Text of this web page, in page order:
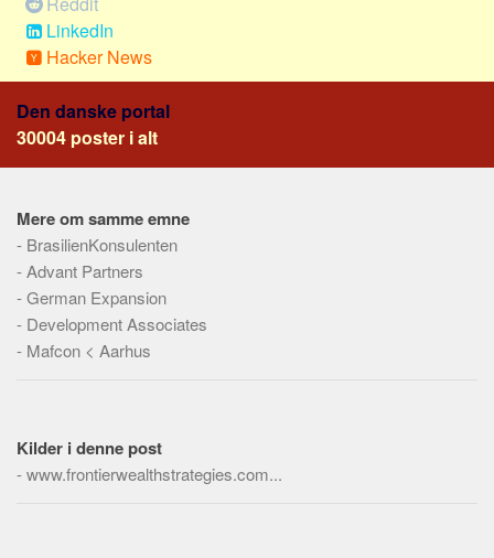
Økonomi
Jura og regler
Skatter og afgifter
Statistik
Praktisk
Meta
Dokumenttyper
Emner
Skribenter
Kilder
Om
LinkedIn
Hacker News
Den danske portal
30004 poster i alt
Mere om samme emne
- BrasilienKonsulenten
-Advant Partners
-German Expansion
- Development Associates
- Mafcon < Aarhus
Kilder i denne post
-www.frontierwealthstrategies.com...